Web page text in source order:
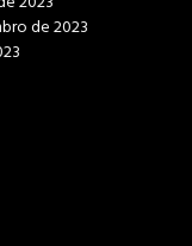
de 2023